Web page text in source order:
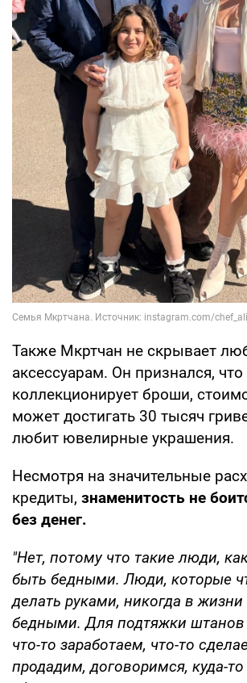
Также Мкртчан не скрывает
аксессуарам. Он признался, что
коллекционирует броши,
может достигать 30 тысяч
любит ювелирные украшения.
Несмотря на значительные
кредиты, знаменитость не
без денег.
"Нет, потому что такие люди,
быть бедными. Люди, которые
делать руками, никогда в жизни
бедными. Для подтяжки
что-то заработаем, что-то
продадим, договоримся, куда-